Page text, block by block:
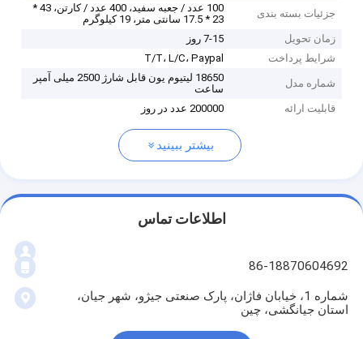
جزئیات بسته بندی
100 عدد / جعبه سفید، 400 عدد / کارتن، 43 *
23 * 17.5 سانتی متر، 19 کیلوگرم
زمان تحویل
7-15 روز
شرایط پرداخت
T/T، L/C، Paypal
شماره مدل
18650 لیتیوم یون قابل شارژ 2500 میلی آمپر
ساعت
قابلیت ارائه
200000 عدد در روز
بیشتر ببینید
اطلاعات تماس
86-18870604692
شماره 1، خیابان فاژان، پارک صنعتی جیژو، شهر جیان،
استان جیانگشی، چین